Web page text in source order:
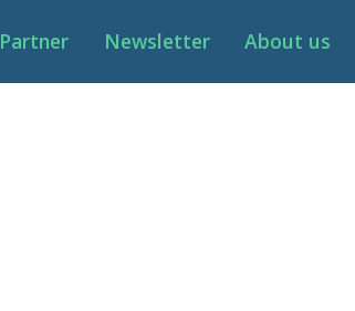
Partner Newsletter About us